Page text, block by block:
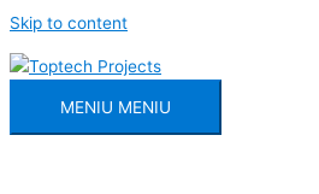
Skip to content
MENIU MENIU